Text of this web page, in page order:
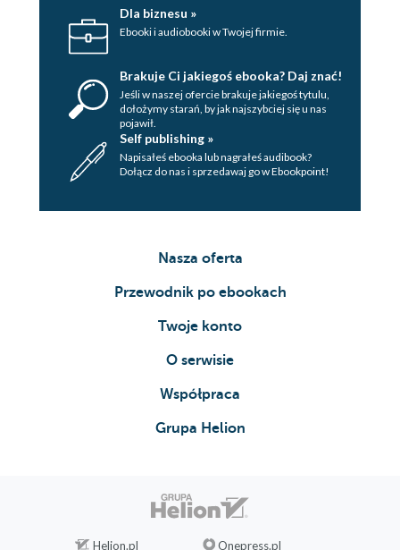
Dla biznesu »
Ebooki i audiobooki w Twojej firmie.
Brakuje Ci jakiegoś ebooka? Daj znać!
Jeśli w naszej ofercie brakuje jakiegoś tytulu,
dołożymy starań, by jak najszybciej się u nas
pojawił.
Self publishing »
Napisałeś ebooka lub nagrałeś audibook?
Dołącz do nas i sprzedawaj go w Ebookpoint!
Nasza oferta
Przewodnik po ebookach
Twoje konto
O serwisie
Współpraca
Grupa Helion
Helion.pl Onepress.pl